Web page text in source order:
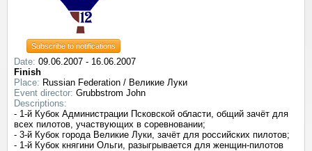
Subscribe to notifications
Date: 09.06.2007 - 16.06.2007
Finish
Place: Russian Federation / Великие Луки
Event director: Grubbstrom John
Descriptions:
- 1-й Кубок Администрации Псковской области, общий зачёт для
всех пилотов, участвующих в соревновании;
- 3-й Кубок города Великие Луки, зачёт для российских пилотов;
- 1-й Кубок княгини Ольги, разыгрывается для женщин-пилотов